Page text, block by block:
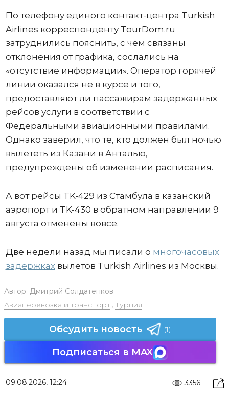
По телефону единого контакт-центра Turkish
Airlines корреспонденту TourDom.ru
затруднились пояснить, с чем связаны
отклонения от графика, сослались на
«отсутствие информации». Оператор горячей
линии оказался не в курсе и того,
предоставляют ли пассажирам задержанных
рейсов услуги в соответствии с
Федеральными авиационными правилами.
Однако заверил, что те, кто должен был ночью
вылететь из Казани в Анталью,
предупреждены об изменении расписания.
А вот рейсы TK-429 из Стамбула в казанский
аэропорт и TK-430 в обратном направлении 9
августа отменены вовсе.
Две недели назад мы писали о многочасовых
задержкахвылетов Turkish Airlines из Москвы.
Автор: Дмитрий Солдатенков
Авиаперевозка и транспорт, Турция
Обсудить новость (1)
Подписаться в MAX
09.08.2026, 12:24 3356